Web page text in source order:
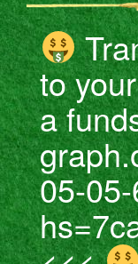
to
a
05-